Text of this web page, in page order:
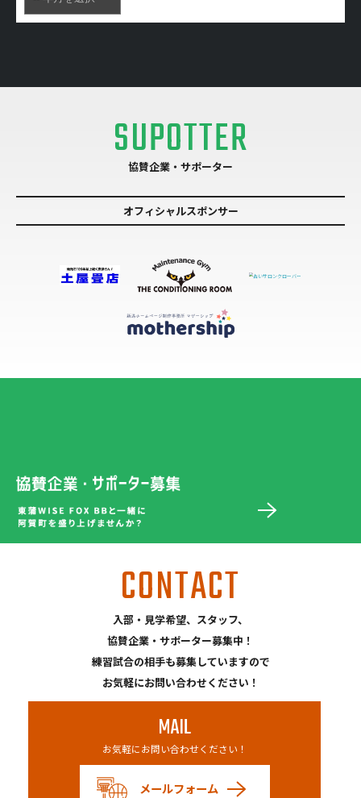
SUPOTTER
協賛企業・サポーター
オフィシャルスポンサー
CONTACT
入部・見学希望、スタッフ、
協賛企業・サポーター募集中！
練習試合の相手も募集していますので
お気軽にお問い合わせください！
MAIL
お気軽にお問い合わせください！
メールフォーム